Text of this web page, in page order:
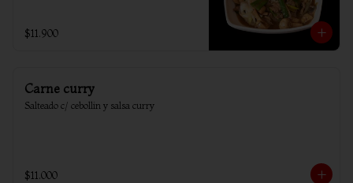
$11.900
Carne curry
Salteado c/ cebollin y salsa curry
$11.000